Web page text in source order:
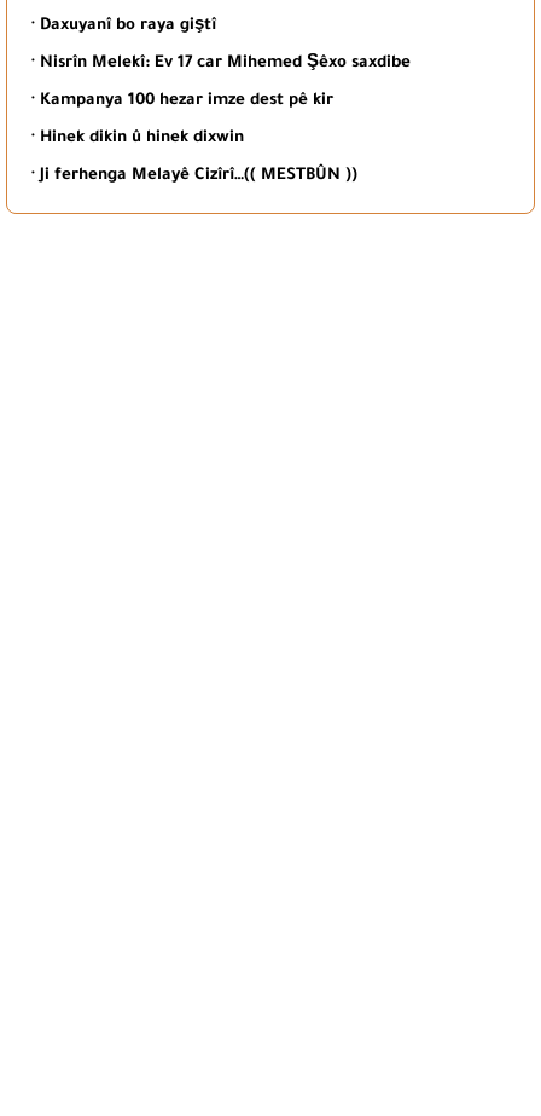
· Daxuyanî bo raya giştî
· Nisrîn Melekî: Ev 17 car Mihemed Şêxo saxdibe
· Kampanya 100 hezar imze dest pê kir
· Hinek dikin û hinek dixwin
· Ji ferhenga Melayê Cizîrî…(( MESTBÛN ))